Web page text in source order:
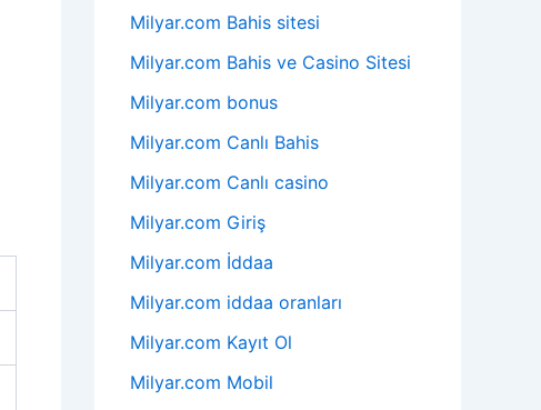
Milyar.com Bahis sitesi
Milyar.com Bahis ve Casino Sitesi
Milyar.com bonus
Milyar.com Canlı Bahis
Milyar.com Canlı casino
Milyar.com Giriş
Milyar.com İddaa
Milyar.com iddaa oranları
Milyar.com Kayıt Ol
Milyar.com Mobil